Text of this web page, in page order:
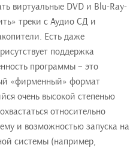
виртуальные DVD и Blu-Ray-
треки с Аудио СД и
Есть даже
поддержка
программы – это
«фирменный» формат
очень высокой степенью
относительно
и возможностью запуска на
системы (например,